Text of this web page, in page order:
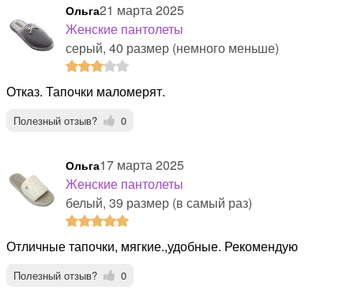
Ольга21 марта 2025
Женские пантолеты
серый, 40 размер (немного меньше)
Отказ. Тапочки маломерят.
Полезный отзыв? 0
Ольга17 марта 2025
Женские пантолеты
белый, 39 размер (в самый раз)
Отличные тапочки, мягкие.,удобные. Рекомендую
Полезный отзыв? 0